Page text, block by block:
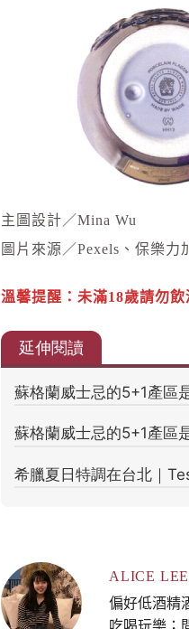
主圖設計／Mina Wu
圖片來源／Pexels、保樂力
溫馨提醒：未滿18歲請勿
ALICE LEE
偏好低酒精
吃喝玩樂；